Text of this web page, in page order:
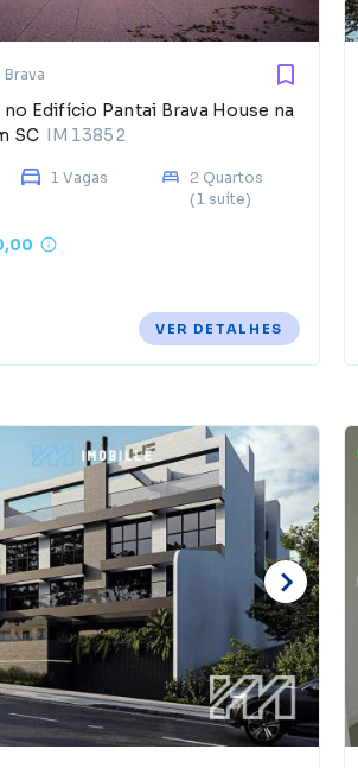
Brava
Edifício Pantai Brava House na
SC IM13852
1 Vagas
2 Quartos
(1 suíte)
VER DETALHES